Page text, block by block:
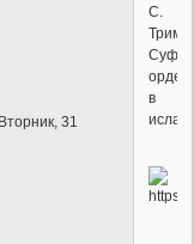
31
С.
в